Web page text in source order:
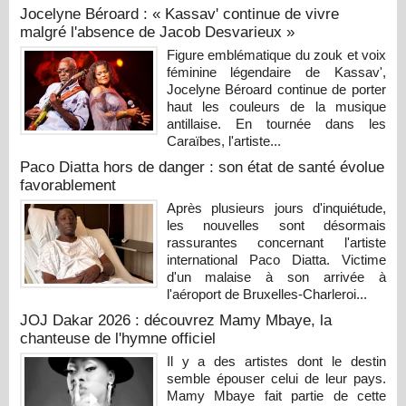
Jocelyne Béroard : « Kassav' continue de vivre
malgré l'absence de Jacob Desvarieux »
Figure emblématique du zouk et voix
féminine légendaire de Kassav',
Jocelyne Béroard continue de porter
haut les couleurs de la musique
antillaise. En tournée dans les
Caraïbes, l'artiste...
Paco Diatta hors de danger : son état de santé évolue
favorablement
Après plusieurs jours d'inquiétude,
les nouvelles sont désormais
rassurantes concernant l'artiste
international Paco Diatta. Victime
d'un malaise à son arrivée à
l'aéroport de Bruxelles-Charleroi...
JOJ Dakar 2026 : découvrez Mamy Mbaye, la
chanteuse de l'hymne officiel
Il y a des artistes dont le destin
semble épouser celui de leur pays.
Mamy Mbaye fait partie de cette